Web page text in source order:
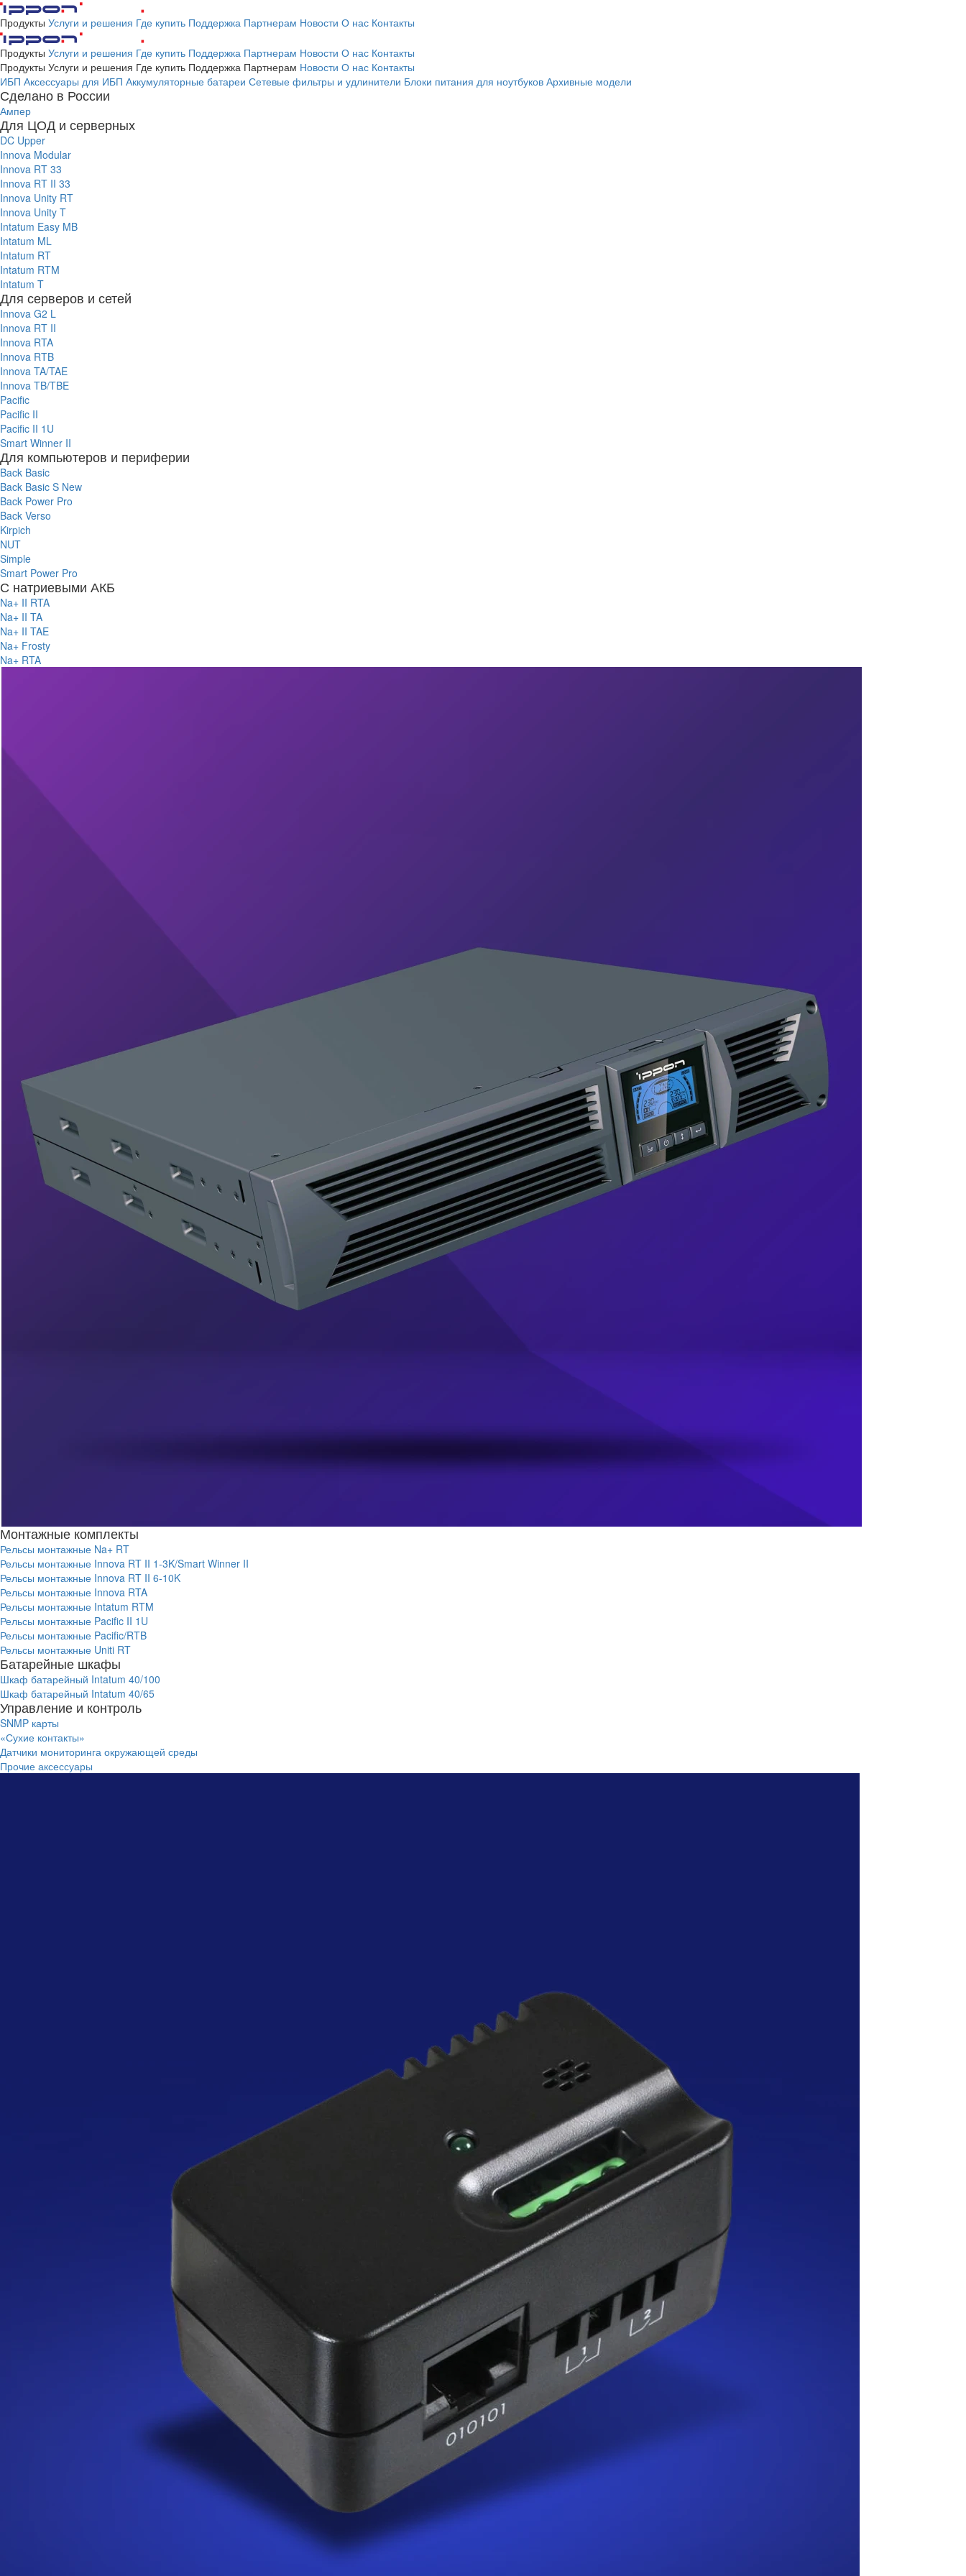
Продукты Услуги и решения Где купить Поддержка Партнерам Новости О нас Контакты
Продукты Услуги и решения Где купить Поддержка Партнерам Новости О нас Контакты
Продукты Услуги и решения Где купить Поддержка Партнерам Новости О нас Контакты
ИБП Аксессуары для ИБП Аккумуляторные батареи Сетевые фильтры и удлинители Блоки питания для ноутбуков Архивные модели
Сделано в России
Ампер
Для ЦОД и серверных
DC Upper
Innova Modular
Innova RT 33
Innova RT II 33
Innova Unity RT
Innova Unity T
Intatum Easy MB
Intatum ML
Intatum RT
Intatum RTM
Intatum T
Для серверов и сетей
Innova G2 L
Innova RT II
Innova RTA
Innova RTB
Innova TA/TAE
Innova TB/TBE
Pacific
Pacific II
Pacific II 1U
Smart Winner II
Для компьютеров и периферии
Back Basic
Back Basic S New
Back Power Pro
Back Verso
Kirpich
NUT
Simple
Smart Power Pro
С натриевыми АКБ
Na+ II RTA
Na+ II TA
Na+ II TAE
Na+ Frosty
Na+ RTA
Монтажные комплекты
Рельсы монтажные Na+ RT
Рельсы монтажные Innova RT II 1-3K/Smart Winner II
Рельсы монтажные Innova RT II 6-10K
Рельсы монтажные Innova RTA
Рельсы монтажные Intatum RTM
Рельсы монтажные Pacific II 1U
Рельсы монтажные Pacific/RTB
Рельсы монтажные Uniti RT
Батарейные шкафы
Шкаф батарейный Intatum 40/100
Шкаф батарейный Intatum 40/65
Управление и контроль
SNMP карты
«Сухие контакты»
Датчики мониторинга окружающей среды
Прочие аксессуары